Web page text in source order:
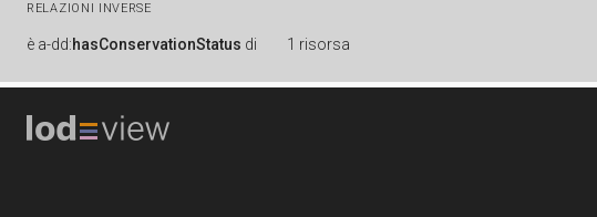
RELAZIONI INVERSE
è a-dd:hasConservationStatus di 1 risorsa